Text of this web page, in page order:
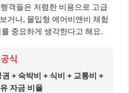
객들은 저렴한 비용으로 고급
거나, 몰입형 에어비앤비 체험
중요하게 생각한다고 해요.
식
+ 숙박비 + 식비 + 교통비 +
자금 비율